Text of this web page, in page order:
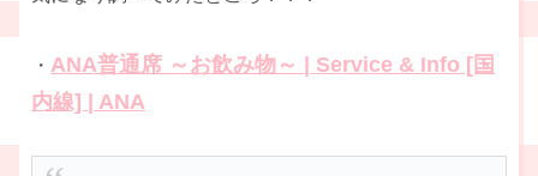
・ ANA普通席 ～お飲み物～ | Service & Info [国
内線] | ANA